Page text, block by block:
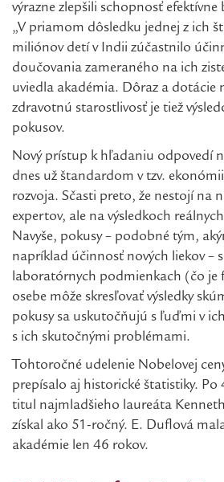
výrazne zlepšili schopnosť
„V priamom dôsledku jednej z ich
miliónov detí v Indii zúčastnilo
doučovania zameraného na ich
uviedla akadémia. Dôraz a dotácie
zdravotnú starostlivosť je tiež
pokusov.
Nový prístup k hľadaniu odpovedí
dnes už štandardom v tzv.
rozvoja. Sčasti preto, že nestojí na
expertov, ale na výsledkoch
Navyše, pokusy – podobné tým,
napríklad účinnosť nových liekov –
laboratórnych podmienkach (čo je
osebe môže skresľovať výsledky
pokusy sa uskutočňujú s ľuďmi v
s ich skutočnými problémami.
Tohtoročné udelenie Nobelovej
prepísalo aj historické štatistiky. Po
titul najmladšieho laureáta
získal ako 51-ročný. E. Duflová
akadémie len 46 rokov.